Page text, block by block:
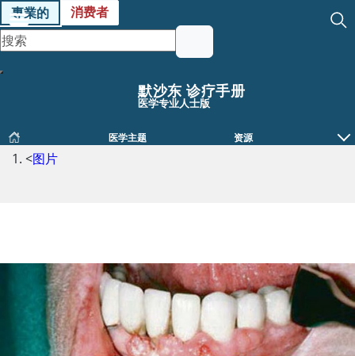
專業的 消费者
默沙东 诊疗手册
医学专业人士版
医学主题 资源
<图片